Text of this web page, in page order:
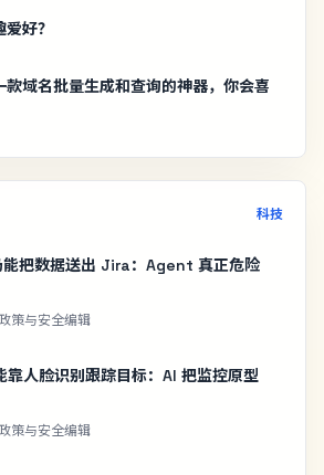
好？
款域名批量生成和查询的神器，你会喜
科技
能把数据送出 Jira：Agent 真正危险
策与安全编辑
靠人脸识别跟踪目标：AI 把监控原型
策与安全编辑